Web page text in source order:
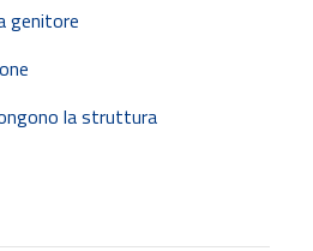
genitore
la struttura